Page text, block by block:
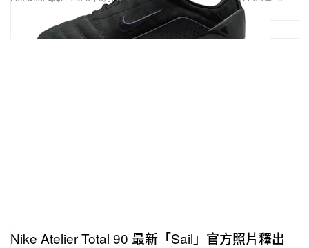
Nike Atelier Total 90 最新「Sail」官方照片釋出